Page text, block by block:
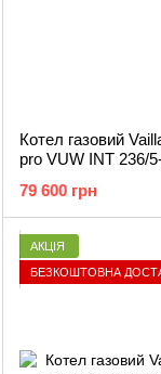
Котел газовий
pro VUW INT 236/
79 600 грн
АКЦІЯ
БЕЗКОШТОВНА